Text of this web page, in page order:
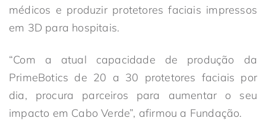
médicos e produzir protetores faciais impressos
em 3D para hospitais.
“Com a atual capacidade de produção da
PrimeBotics de 20 a 30 protetores faciais por
dia, procura parceiros para aumentar o seu
impacto em Cabo Verde”, afirmou a Fundação.